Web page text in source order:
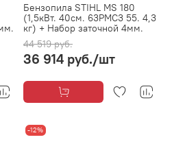
Бензопила STIHL MS 180
(1,5кВт. 40см. 63PMC3 55. 4,3
кг) + Набор заточной 4мм.
44 519 руб.
36 914 руб./шт
-12%